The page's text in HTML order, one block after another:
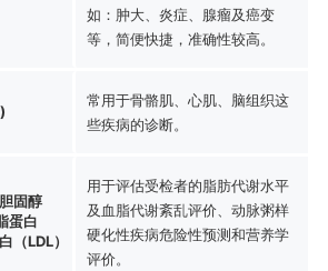
如：肿大、炎症、腺瘤及癌变
等，简便快捷，准确性较高。
常用于骨骼肌、心肌、脑组织这
些疾病的诊断。
固醇
蛋白
（LDL）
用于评估受检者的脂肪代谢水平
及血脂代谢紊乱评价、动脉粥样
硬化性疾病危险性预测和营养学
评价。